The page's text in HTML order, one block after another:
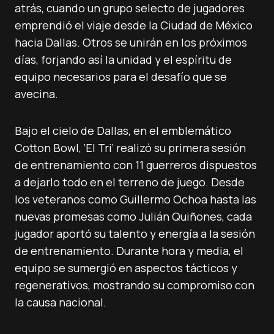
atrás, cuando un grupo selecto de jugadores
emprendió el viaje desde la Ciudad de México
hacia Dallas. Otros se unirán en los próximos
días, forjando así la unidad y el espíritu de
equipo necesarios para el desafío que se
avecina.
Bajo el cielo de Dallas, en el emblemático
Cotton Bowl, ‘El Tri’ realizó su primera sesión
de entrenamiento con 11 guerreros dispuestos
a dejarlo todo en el terreno de juego. Desde
los veteranos como Guillermo Ochoa hasta las
nuevas promesas como Julián Quiñones, cada
jugador aportó su talento y energía a la sesión
de entrenamiento. Durante hora y media, el
equipo se sumergió en aspectos tácticos y
regenerativos, mostrando su compromiso con
la causa nacional.